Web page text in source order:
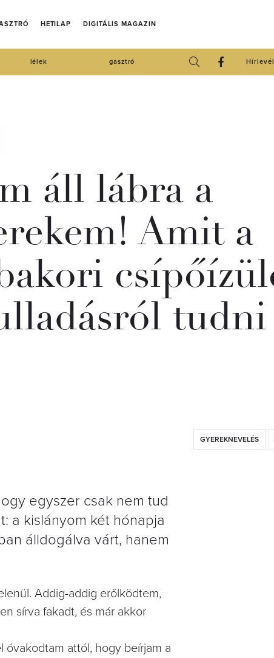
HETILAP DIGITÁLIS MAGAZIN
lélek gasztró Hírlevél
áll lábra a
Amit a
GYEREKNEVELÉS
egyszer csak nem tud
a kislányom két hónapja
álldogálva várt, hanem
Addig-addig erőlködtem,
sírva fakadt, és már akkor
attól, hogy beírjam a